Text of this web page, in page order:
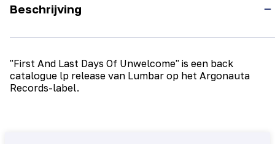
Beschrijving
"First And Last Days Of Unwelcome" is een back
catalogue lp release van Lumbar op het Argonauta
Records-label.